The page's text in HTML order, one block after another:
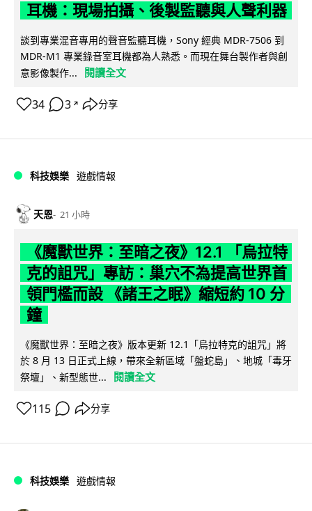
耳機：現場拍攝、後製監聽與人聲利器
談到專業混音專用的聲音監聽耳機，Sony 經典 MDR-7506 到
MDR-M1 專業錄音室耳機都為人熟悉。而現在舞台製作者與創
意影像製作...
閱讀全文
34 3 ↗ 分享
科技娛樂 遊戲情報
天恩 21 小時
《魔獸世界：至暗之夜》12.1 「烏拉特
克的詛咒」專訪：巢穴不為提高世界首
領門檻而設 《諸王之眠》縮短約 10 分
鐘
《魔獸世界：至暗之夜》版本更新 12.1「烏拉特克的詛咒」將
於 8 月 13 日正式上線，帶來全新區域「盤蛇島」、地城「毒牙
祭壇」、新型態世...
閱讀全文
115 分享
科技娛樂 遊戲情報